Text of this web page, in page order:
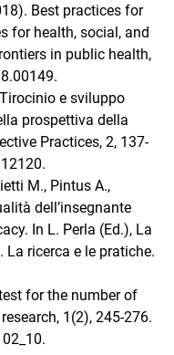
Best practices for
for health, social, and
in public health,
e sviluppo
prospettiva della
Practices, 2, 137-
M., Pintus A.,
dell’insegnante
In L. Perla (Ed.), La
ricerca e le pratiche.
for the number of
1(2), 245-276.